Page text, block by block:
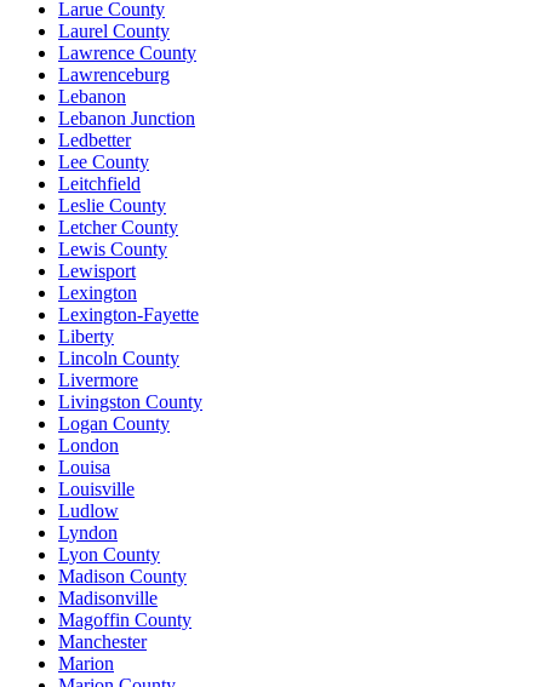
Larue County
Laurel County
Lawrence County
Lawrenceburg
Lebanon
Lebanon Junction
Ledbetter
Lee County
Leitchfield
Leslie County
Letcher County
Lewis County
Lewisport
Lexington
Lexington-Fayette
Liberty
Lincoln County
Livermore
Livingston County
Logan County
London
Louisa
Louisville
Ludlow
Lyndon
Lyon County
Madison County
Madisonville
Magoffin County
Manchester
Marion